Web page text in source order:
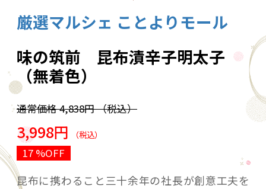
厳選マルシェ ことよりモール
味の筑前 昆布漬辛子明太子
（無着色）
通常価格4,838円（税込）
3,998円 （税込）
17 %OFF
昆布に携わること三十余年の社長が創意工夫を